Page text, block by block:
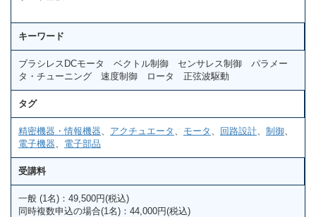
キーワード
ブラシレスDCモータ ベクトル制御 センサレス制御 パラメー
タ・チューニング 速度制御 ロータ 正弦波駆動
タグ
精密機器・情報機器 アクチュエータ モータ 回路設計 制御
電子機器
電子部品
受講料
一般 (1名)：49,500円(税込)
同時複数申込の場合(1名)：44,000円(税込)